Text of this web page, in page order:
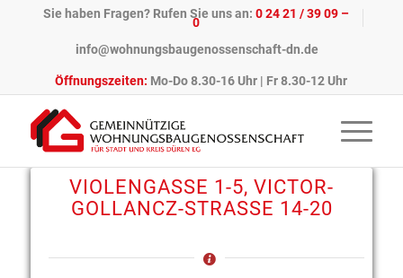
Sie haben Fragen? Rufen Sie uns an:0 24 21 / 39 09 –
0
info@wohnungsbaugenossenschaft-dn.de
Öffnungszeiten: Mo-Do 8.30-16 Uhr | Fr 8.30-12 Uhr
VIOLENGASSE 1-5, VICTOR-
GOLLANCZ-STRASSE 14-20